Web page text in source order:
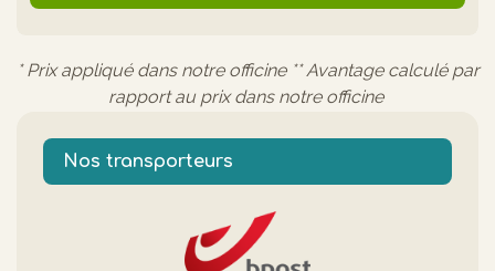
* Prix appliqué dans notre officine ** Avantage calculé par
rapport au prix dans notre officine
Nos transporteurs